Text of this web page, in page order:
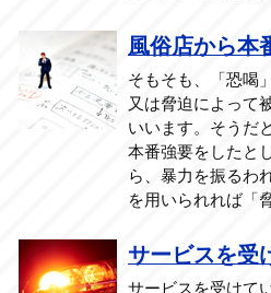
風俗店から本
そもそも、「恐喝
又は脅迫によって
いいます。そうだ
本番強要をしたと
ら、暴力を振るわ
を用いられれば「
サービスを受
サービスを受けて